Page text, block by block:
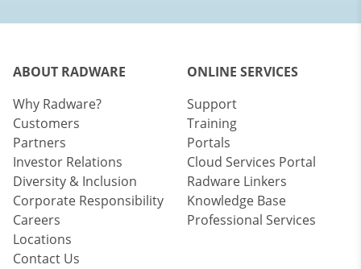
ABOUT RADWARE
Why Radware?
Customers
Partners
Investor Relations
Diversity & Inclusion
Corporate Responsibility
Careers
Locations
Contact Us
ONLINE SERVICES
Support
Training
Portals
Cloud Services Portal
Radware Linkers
Knowledge Base
Professional Services